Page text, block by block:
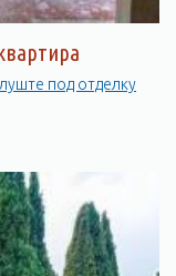
под отделку